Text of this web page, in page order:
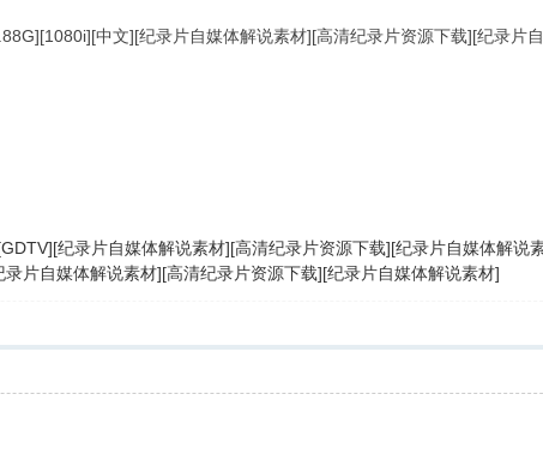
中文][纪录片自媒体解说素材][高清纪录片资源下载][纪录片
纪录片自媒体解说素材][高清纪录片资源下载][纪录片自媒体解说
片自媒体解说素材][高清纪录片资源下载][纪录片自媒体解说素材]